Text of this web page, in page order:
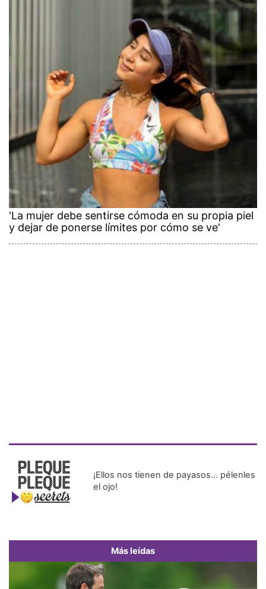
'La mujer debe sentirse cómoda en su propia piel
y dejar de ponerse límites por cómo se ve'
¡Ellos nos tienen de payasos… pélenles
el ojo!
Más leídas